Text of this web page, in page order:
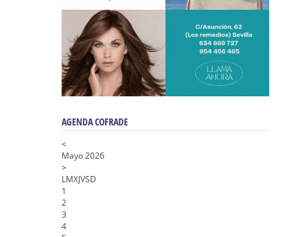
AGENDA COFRADE
<
Mayo 2026
>
LMXJVSD
1
2
3
4